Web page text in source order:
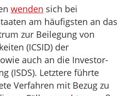
wenden sich bei
am häufigsten an das
zur Beilegung von
(ICSID) der
auch an die Investor-
(ISDS). Letztere führte
Verfahren mit Bezug zu